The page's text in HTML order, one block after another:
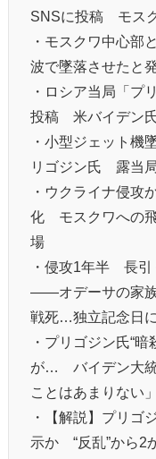
SNSに投稿 モス
・モスクワ中心部
波で墜落させたと
・ロシア当局「プ
投稿 米バイデン氏
・小型ジェット機
リゴジン氏 露当
・ウクライナ侵攻
化 モスクワへの
場
・侵攻1年半 長引
――オデーサの家
戦死…独立記念日
・プリゴジン氏“
が… バイデン大統
ことはあまりない」
・【解説】プリゴ
示か “反乱”から2